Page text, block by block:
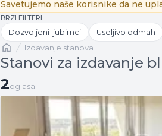
Savetujemo naše korisnike da ne
BRZI FILTERI
Dozvoljeni ljubimci Useljivo odmah
Naslovnaizdavanje stanova
Stanovi za izdavanje
2 oglasa
2oglasa